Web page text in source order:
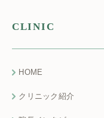
CLINIC
HOME
クリニック紹介